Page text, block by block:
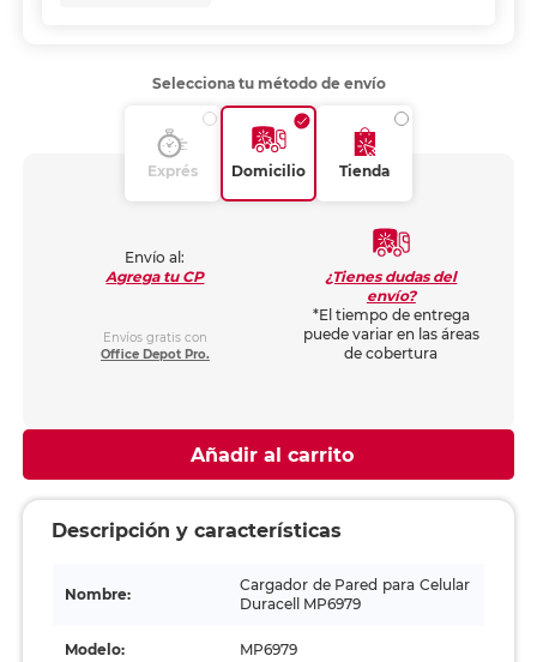
Selecciona tu método de envío
Exprés Domicilio Tienda
Envío al:
Agrega tu CP
Envíos gratis con
Office Depot Pro.
¿Tienes dudas del
envío?
*El tiempo de entrega
puede variar en las áreas
de cobertura
Añadir al carrito
Descripción y características
Nombre:
Cargador de Pared para Celular
Duracell MP6979
Modelo: MP6979